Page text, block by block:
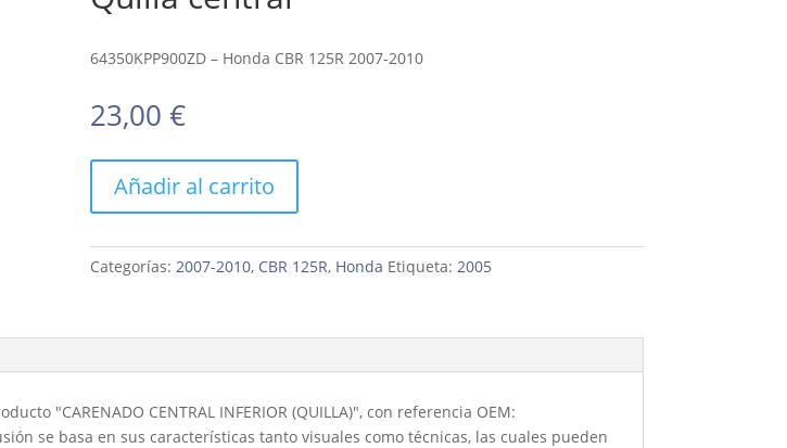
64350KPP900ZD – Honda CBR 125R 2007-2010
23,00 €
Añadir al carrito
Categorías: 2007-2010, CBR 125R, Honda Etiqueta: 2005
"CARENADO CENTRAL INFERIOR (QUILLA)", con referencia OEM:
se basa en sus características tanto visuales como técnicas, las cuales pueden